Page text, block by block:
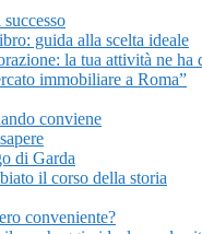
guida alla scelta ideale
la tua attività ne ha
immobiliare a Roma”
conviene
di Garda
il corso della storia
conveniente?